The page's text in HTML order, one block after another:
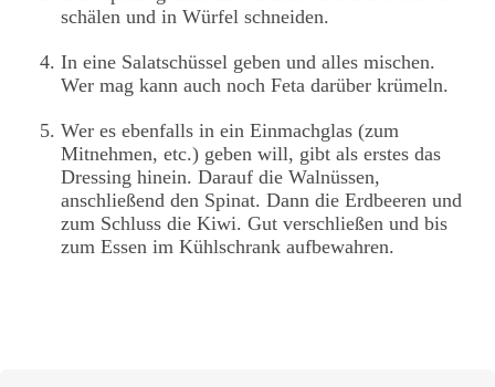
schälen und in Würfel schneiden.
In eine Salatschüssel geben und alles mischen.
Wer mag kann auch noch Feta darüber krümeln.
Wer es ebenfalls in ein Einmachglas (zum
Mitnehmen, etc.) geben will, gibt als erstes das
Dressing hinein. Darauf die Walnüssen,
anschließend den Spinat. Dann die Erdbeeren und
zum Schluss die Kiwi. Gut verschließen und bis
zum Essen im Kühlschrank aufbewahren.